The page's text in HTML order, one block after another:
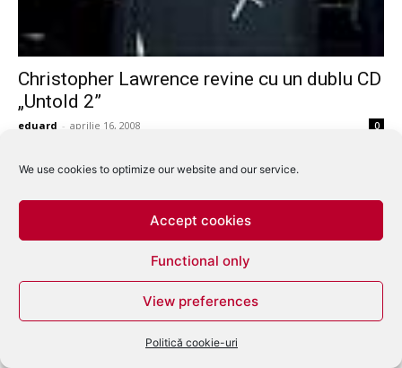
We use cookies to optimize our website and our service.
Accept cookies
Functional only
View preferences
Politică cookie-uri
Christopher Lawrence revine cu un dublu CD
„Untold 2”
eduard - aprilie 16, 2008 0